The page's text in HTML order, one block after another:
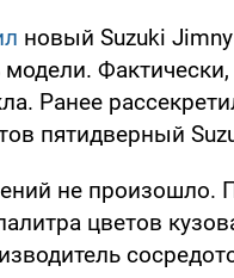
новый Suzuki
Ранее
пятидверный
не произошло.
цветов